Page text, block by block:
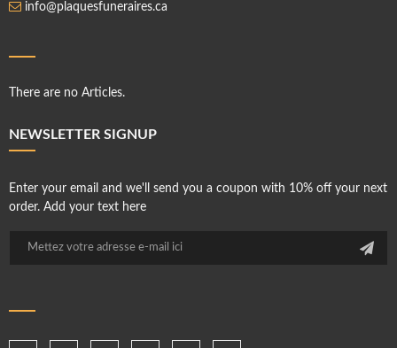
info@plaquesfuneraires.ca
There are no Articles.
NEWSLETTER SIGNUP
Enter your email and we'll send you a coupon with 10% off your next
order. Add your text here